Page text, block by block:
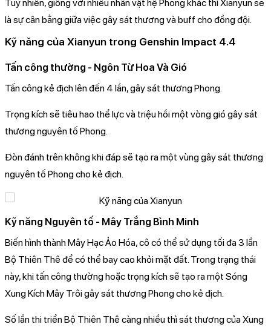
Tuy nhiên, giống với nhiều nhân vật hệ Phong khác thì Xianyun sẽ
là sự cân bằng giữa việc gây sát thương và buff cho đồng đội.
Kỹ năng của Xianyun trong Genshin Impact 4.4
Tấn công thường - Ngôn Từ Hoa Và Gió
Tấn công kẻ địch lên đến 4 lần, gây sát thương Phong.
Trọng kích sẽ tiêu hao thể lực và triệu hồi một vòng gió gây sát
thương nguyên tố Phong.
Đòn đánh trên không khi đáp sẽ tạo ra một vùng gây sát thương
nguyên tố Phong cho kẻ địch.
Kỹ năng Nguyên tố - Mây Trắng Bình Minh
Biến hình thành Mây Hạc Ảo Hóa, cô có thể sử dụng tối đa 3 lần
Bộ Thiên Thê để có thể bay cao khỏi mặt đất. Trong trạng thái
này, khi tấn công thường hoặc trọng kích sẽ tạo ra một Sóng
Xung Kích Mây Trôi gây sát thương Phong cho kẻ địch.
Số lần thi triển Bộ Thiên Thê càng nhiều thì sát thương của Xung